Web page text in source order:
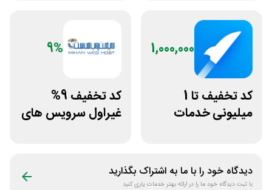
1,000,000
کد تخفیف تا 1
میلیونی خدمات
9%
کد تخفیف 9%
غیراول سرویس های
دیدگاه خود را با ما به اشتراک بگذارید
با ثبت دیدگاه خود ما را در ارائه بهتر خدمات یاری کنید